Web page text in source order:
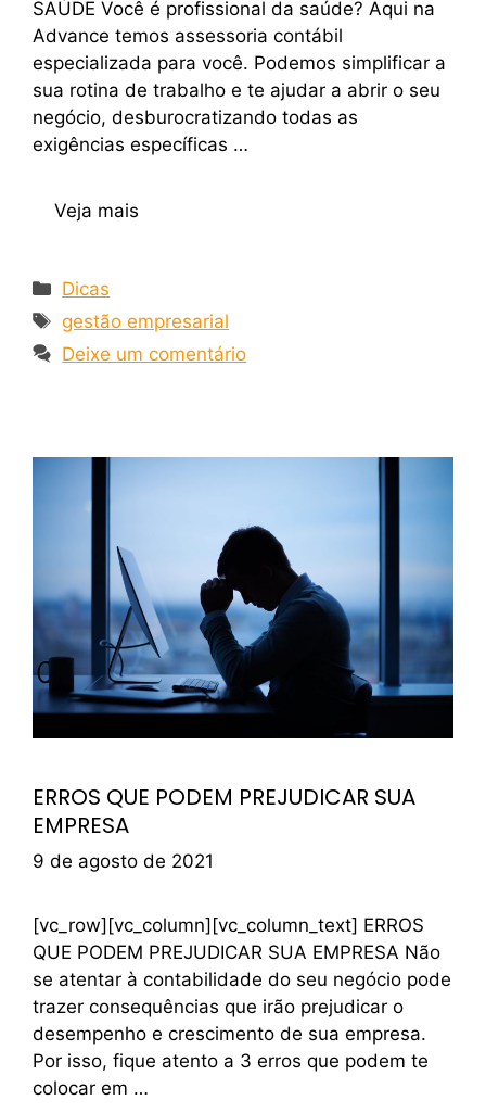
SAÚDE Você é profissional da saúde? Aqui na
Advance temos assessoria contábil
especializada para você. Podemos simplificar a
sua rotina de trabalho e te ajudar a abrir o seu
negócio, desburocratizando todas as
exigências específicas …
Veja mais
Dicas
gestão empresarial
Deixe um comentário
ERROS QUE PODEM PREJUDICAR SUA
EMPRESA
9 de agosto de 2021
[vc_row][vc_column][vc_column_text] ERROS
QUE PODEM PREJUDICAR SUA EMPRESA Não
se atentar à contabilidade do seu negócio pode
trazer consequências que irão prejudicar o
desempenho e crescimento de sua empresa.
Por isso, fique atento a 3 erros que podem te
colocar em …